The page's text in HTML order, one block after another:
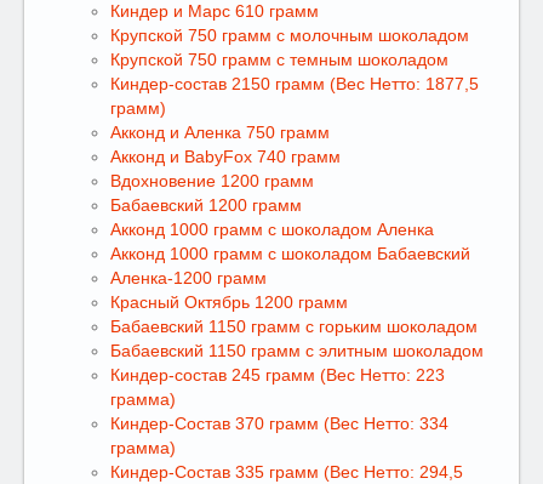
Киндер и Марс 610 грамм
Крупской 750 грамм с молочным шоколадом
Крупской 750 грамм с темным шоколадом
Киндер-состав 2150 грамм (Вес Нетто: 1877,5
грамм)
Акконд и Аленка 750 грамм
Акконд и BabyFox 740 грамм
Вдохновение 1200 грамм
Бабаевский 1200 грамм
Акконд 1000 грамм с шоколадом Аленка
Акконд 1000 грамм с шоколадом Бабаевский
Аленка-1200 грамм
Красный Октябрь 1200 грамм
Бабаевский 1150 грамм с горьким шоколадом
Бабаевский 1150 грамм с элитным шоколадом
Киндер-состав 245 грамм (Вес Нетто: 223
грамма)
Киндер-Состав 370 грамм (Вес Нетто: 334
грамма)
Киндер-Состав 335 грамм (Вес Нетто: 294,5